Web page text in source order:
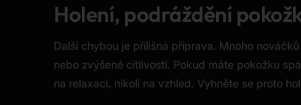
Holení, podráždění
Další chybou je přílišná příprava. Mnoho
nebo zvýšené citlivosti. Pokud máte pokožku
na relaxaci, nikoli na vzhled. Vyhněte se proto